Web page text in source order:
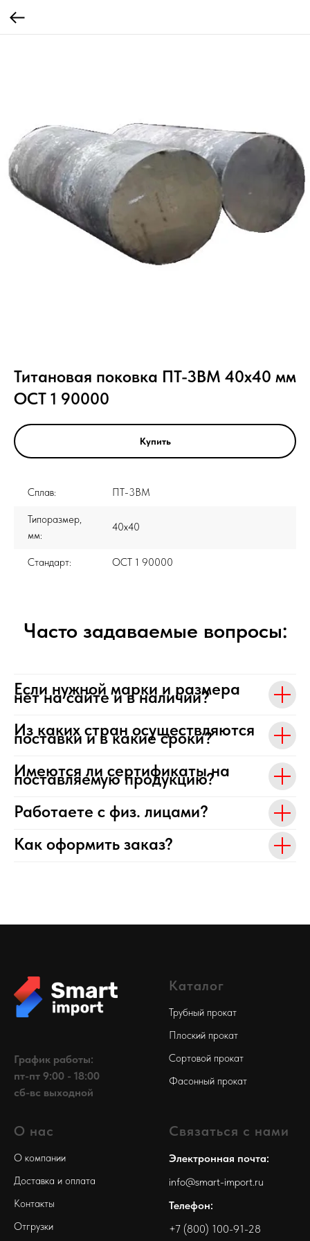
Титановая поковка ПТ-3ВМ 40x40 мм
ОСТ 1 90000
Купить
Сплав: ПТ-3ВМ
Типоразмер,
мм:
40x40
Стандарт: ОСТ 1 90000
Часто задаваемые вопросы:
Если нужной марки и размера
нет на сайте и в наличии?
Из каких стран осуществляются
поставки и в какие сроки?
Имеются ли сертификаты на
поставляемую продукцию?
Работаете с физ. лицами?
Как оформить заказ?
График работы:
пт-пт 9:00 - 18:00
сб-вс выходной
Каталог
Трубный прокат
Плоский прокат
Сортовой прокат
Фасонный прокат
О нас
О компании
Доставка и оплата
Контакты
Отгрузки
Связаться с нами
Электронная почта:
info@smart-import.ru
Телефон:
+7 (800) 100-91-28